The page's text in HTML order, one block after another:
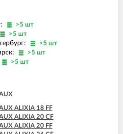
PIGMA ULTRA SYSTEM 25 FF
PIGMA ULTRA SYSTEM 30 FF
PIGMA ULTRA SYSTEM 35 FF
>5 шт
>5 шт
>5 шт
>5 шт
>5 шт
ALIXIA 18 FF
ALIXIA 20 CF
ALIXIA 20 FF